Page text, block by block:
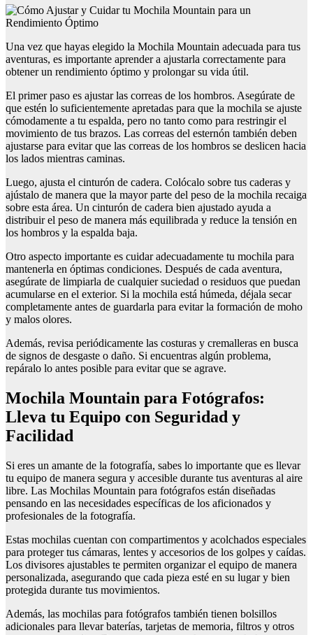
Una vez que hayas elegido la Mochila Mountain adecuada para tus
aventuras, es importante aprender a ajustarla correctamente para
obtener un rendimiento óptimo y prolongar su vida útil.
El primer paso es ajustar las correas de los hombros. Asegúrate de
que estén lo suficientemente apretadas para que la mochila se ajuste
cómodamente a tu espalda, pero no tanto como para restringir el
movimiento de tus brazos. Las correas del esternón también deben
ajustarse para evitar que las correas de los hombros se deslicen hacia
los lados mientras caminas.
Luego, ajusta el cinturón de cadera. Colócalo sobre tus caderas y
ajústalo de manera que la mayor parte del peso de la mochila recaiga
sobre esta área. Un cinturón de cadera bien ajustado ayuda a
distribuir el peso de manera más equilibrada y reduce la tensión en
los hombros y la espalda baja.
Otro aspecto importante es cuidar adecuadamente tu mochila para
mantenerla en óptimas condiciones. Después de cada aventura,
asegúrate de limpiarla de cualquier suciedad o residuos que puedan
acumularse en el exterior. Si la mochila está húmeda, déjala secar
completamente antes de guardarla para evitar la formación de moho
y malos olores.
Además, revisa periódicamente las costuras y cremalleras en busca
de signos de desgaste o daño. Si encuentras algún problema,
repáralo lo antes posible para evitar que se agrave.
Mochila Mountain para Fotógrafos:
Lleva tu Equipo con Seguridad y
Facilidad
Si eres un amante de la fotografía, sabes lo importante que es llevar
tu equipo de manera segura y accesible durante tus aventuras al aire
libre. Las Mochilas Mountain para fotógrafos están diseñadas
pensando en las necesidades específicas de los aficionados y
profesionales de la fotografía.
Estas mochilas cuentan con compartimentos y acolchados especiales
para proteger tus cámaras, lentes y accesorios de los golpes y caídas.
Los divisores ajustables te permiten organizar el equipo de manera
personalizada, asegurando que cada pieza esté en su lugar y bien
protegida durante tus movimientos.
Además, las mochilas para fotógrafos también tienen bolsillos
adicionales para llevar baterías, tarjetas de memoria, filtros y otros